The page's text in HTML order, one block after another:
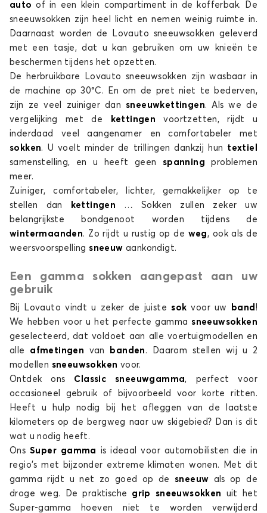
autoof in een klein compartiment in de kofferbak. De
sneeuwsokken zijn heel licht en nemen weinig ruimte in.
Daarnaast worden de Lovauto sneeuwsokken geleverd
met een tasje, dat u kan gebruiken om uw knieën te
beschermen tijdens het opzetten.
De herbruikbare Lovauto sneeuwsokken zijn wasbaar in
de machine op 30°C. En om de pret niet te bederven,
zijn ze veel zuiniger dansneeuwkettingen. Als we de
vergelijking met de
kettingen voortzetten, rijdt u
inderdaad veel aangenamer en comfortabeler met
sokken. U voelt minder de trillingen dankzij hun textiel
samenstelling, en u heeft geen spanning problemen
meer.
Zuiniger, comfortabeler, lichter, gemakkelijker op te
stellen dan
kettingen
… Sokken zullen zeker uw
belangrijkste bondgenoot worden tijdens de
wintermaanden. Zo rijdt u rustig op de weg, ook als de
weersvoorspelling sneeuwaankondigt.
Een gamma sokken aangepast aan uw
gebruik
Bij Lovauto vindt u zeker de juistesokvoor uw band !
We hebben voor u het perfecte gammasneeuwsokken
geselecteerd, dat voldoet aan alle voertuigmodellen en
alle afmetingen van banden . Daarom stellen wij u 2
modellen sneeuwsokken voor.
Ontdek ons Classic sneeuwgamma, perfect voor
occasioneel gebruik of bijvoorbeeld voor korte ritten.
Heeft u hulp nodig bij het afleggen van de laatste
kilometers op de bergweg naar uw skigebied? Dan is dit
wat u nodig heeft.
Ons Super gamma is ideaal voor automobilisten die in
regio's met bijzonder extreme klimaten wonen. Met dit
gamma rijdt u net zo goed op de sneeuw als op de
droge weg. De praktische grip sneeuwsokken uit het
Super-gamma hoeven niet te worden verwijderd